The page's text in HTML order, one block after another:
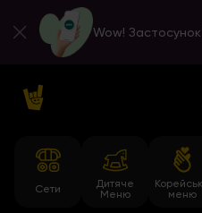
Wow!
Сети
Дитяче
Меню
меню